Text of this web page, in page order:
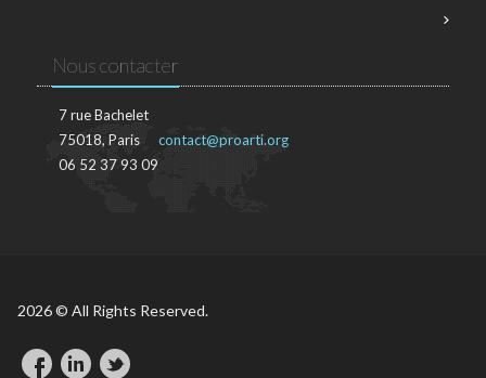
Nous contacter
7 rue Bachelet
75018, Paris
06 52 37 93 09
contact@proarti.org
2026 © All Rights Reserved.